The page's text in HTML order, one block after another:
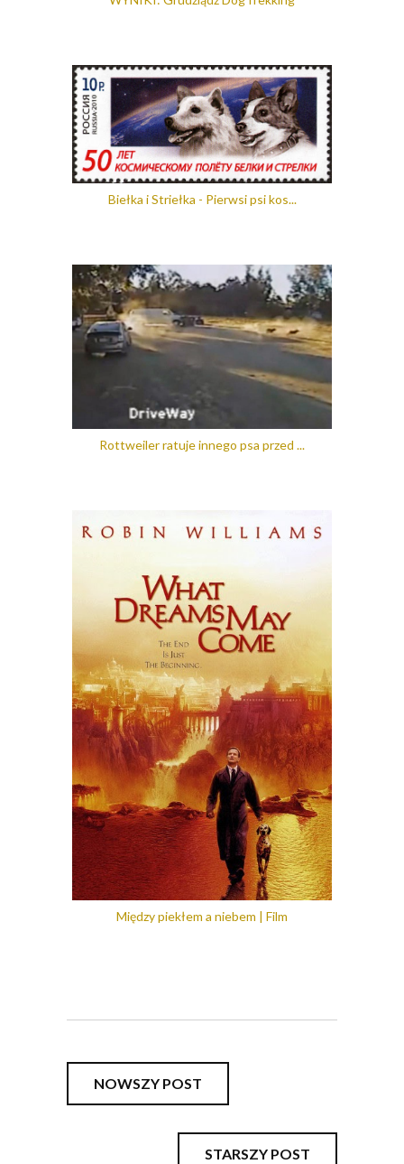
Biełka i Striełka - Pierwsi psi kos...
Rottweiler ratuje innego psa przed ...
Między piekłem a niebem | Film
NOWSZY POST
STARSZY POST